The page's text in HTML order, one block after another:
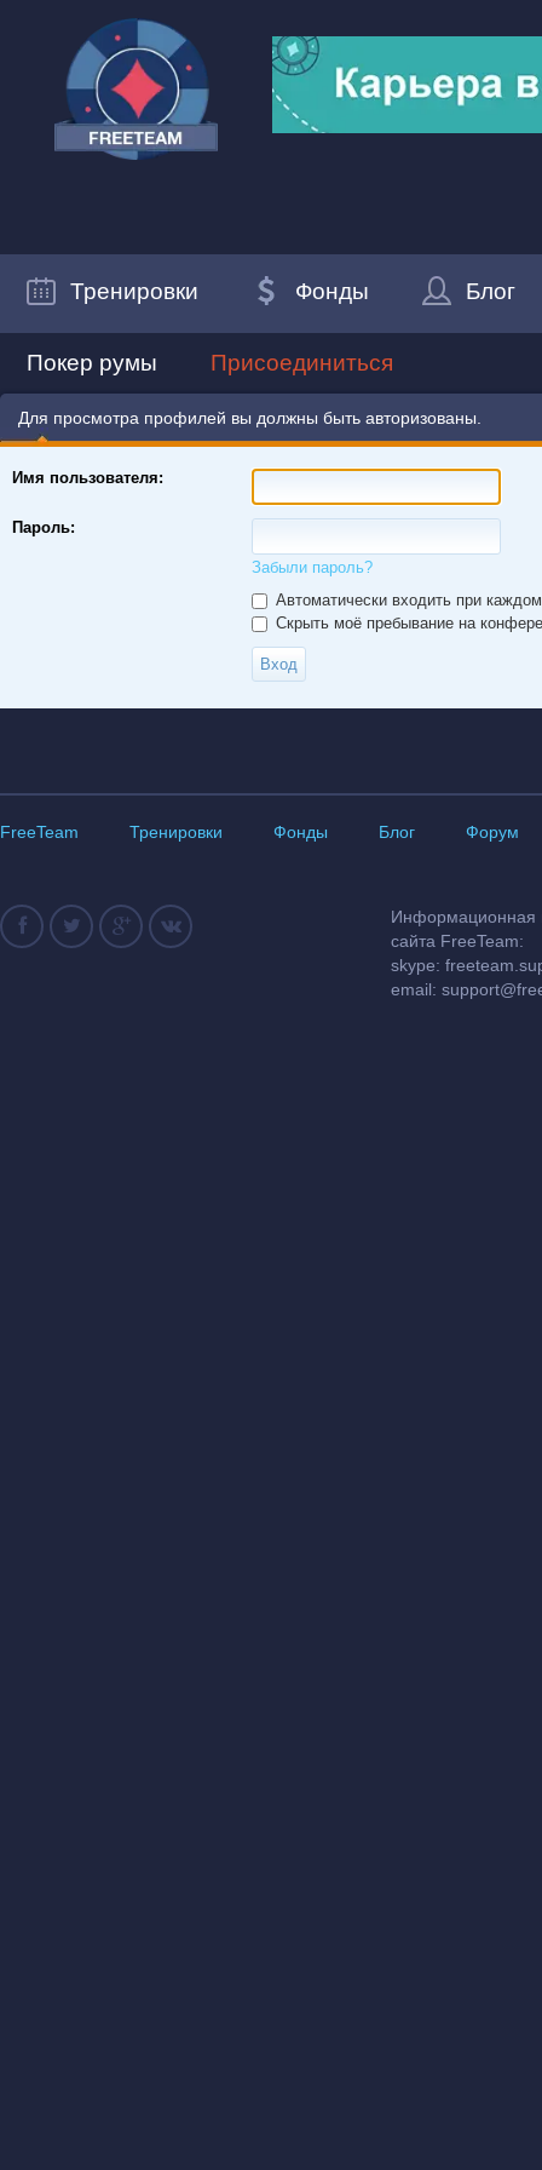
Тренировки Фонды Блог
Покер румы Присоединиться
Для просмотра профилей вы должны быть авторизованы.
Имя пользователя:
Пароль:
Забыли пароль?
Автоматически входить при
Скрыть моё пребывание на
FreeTeam Тренировки Фонды Блог Форум
Информационная
сайта FreeTeam:
skype:
email: